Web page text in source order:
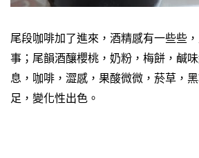
尾段咖啡加了進來，酒精感有一些些
事；尾韻酒釀櫻桃，奶粉，梅餅，鹹
息，咖啡，澀感，果酸微微，菸草，
足，變化性出色。